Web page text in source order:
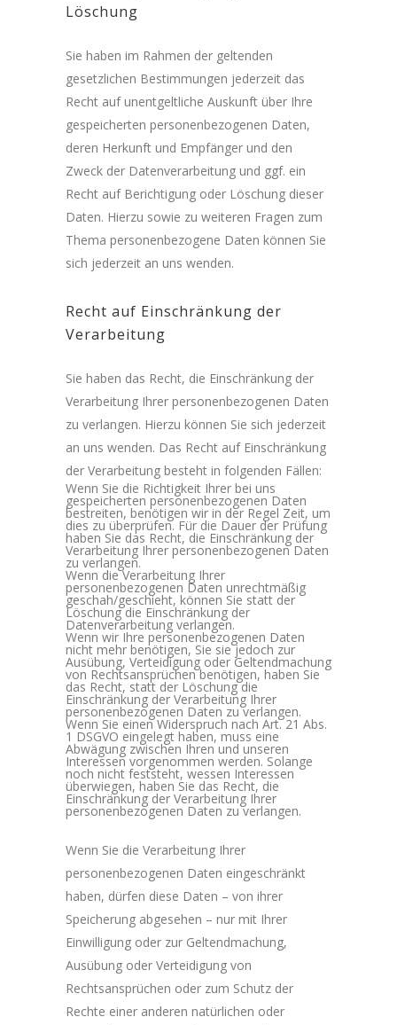
Löschung
Sie haben im Rahmen der geltenden
gesetzlichen Bestimmungen jederzeit das
Recht auf unentgeltliche Auskunft über Ihre
gespeicherten personenbezogenen Daten,
deren Herkunft und Empfänger und den
Zweck der Datenverarbeitung und ggf. ein
Recht auf Berichtigung oder Löschung dieser
Daten. Hierzu sowie zu weiteren Fragen zum
Thema personenbezogene Daten können Sie
sich jederzeit an uns wenden.
Recht auf Einschränkung der
Verarbeitung
Sie haben das Recht, die Einschränkung der
Verarbeitung Ihrer personenbezogenen Daten
zu verlangen. Hierzu können Sie sich jederzeit
an uns wenden. Das Recht auf Einschränkung
der Verarbeitung besteht in folgenden Fällen:
Wenn Sie die Richtigkeit Ihrer bei uns
gespeicherten personenbezogenen Daten
bestreiten, benötigen wir in der Regel Zeit, um
dies zu überprüfen. Für die Dauer der Prüfung
haben Sie das Recht, die Einschränkung der
Verarbeitung Ihrer personenbezogenen Daten
zu verlangen.
Wenn die Verarbeitung Ihrer
personenbezogenen Daten unrechtmäßig
geschah/geschieht, können Sie statt der
Löschung die Einschränkung der
Datenverarbeitung verlangen.
Wenn wir Ihre personenbezogenen Daten
nicht mehr benötigen, Sie sie jedoch zur
Ausübung, Verteidigung oder Geltendmachung
von Rechtsansprüchen benötigen, haben Sie
das Recht, statt der Löschung die
Einschränkung der Verarbeitung Ihrer
personenbezogenen Daten zu verlangen.
Wenn Sie einen Widerspruch nach Art. 21 Abs.
1 DSGVO eingelegt haben, muss eine
Abwägung zwischen Ihren und unseren
Interessen vorgenommen werden. Solange
noch nicht feststeht, wessen Interessen
überwiegen, haben Sie das Recht, die
Einschränkung der Verarbeitung Ihrer
personenbezogenen Daten zu verlangen.
Wenn Sie die Verarbeitung Ihrer
personenbezogenen Daten eingeschränkt
haben, dürfen diese Daten – von ihrer
Speicherung abgesehen – nur mit Ihrer
Einwilligung oder zur Geltendmachung,
Ausübung oder Verteidigung von
Rechtsansprüchen oder zum Schutz der
Rechte einer anderen natürlichen oder